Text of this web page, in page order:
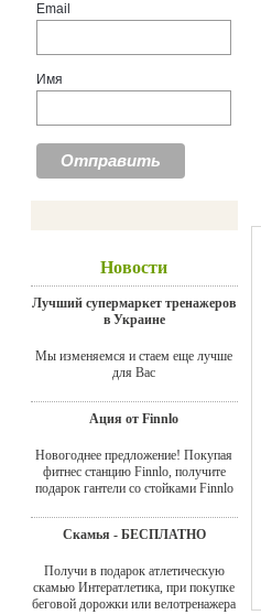
Email
Имя
Новости
Лучший супермаркет тренажеров
в Украине
Мы изменяемся и стаем еще лучше
для Вас
Ация от Finnlo
Новогоднее предложение! Покупая
фитнес станцию Finnlo, получите
подарок гантели со стойками Finnlo
Скамья - БЕСПЛАТНО
Получи в подарок атлетическую
скамью Интератлетика, при покупке
беговой дорожки или велотренажера